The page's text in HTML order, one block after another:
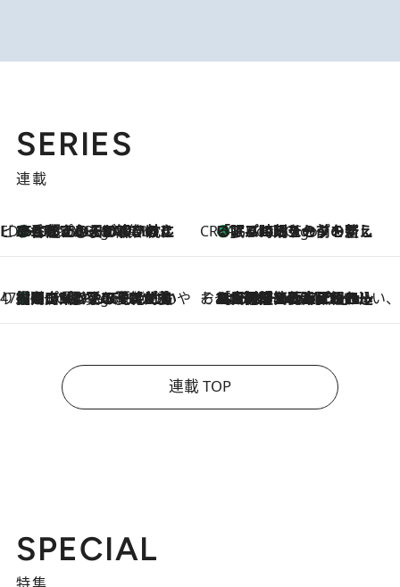
SERIES
連載
ビューティいいもの集め EDITORS' BEST
4 Hours Ago
35℃超えの日の夜、枕にひと吹き！ BAUMのルームスプレーが、ひのきの香りで心まで解きほぐす CREA'S CHOICE
4 Hours Ago
「眠る時刻をセットする」——眠りの前を整える、バルミューダの新しいアプローチ
47都道府県の手みやげ ひんやりスイーツで夏を満喫
4 Hours Ago
【岡山県】この夏絶対食べたい 冷やしておいしいおやつ3選 フルーツが主役のプリンやアイスが勢揃い そおだよおこの関西おいしい、おやつ紀行
2026.8.9
［大阪府箕面市］一皿一皿目の前で仕上げられる、料理を巧みに組み込んだアシェットデセールコース「ミチル アシェット デセール（Michiru assiette dessert）」
連載 TOP
SPECIAL